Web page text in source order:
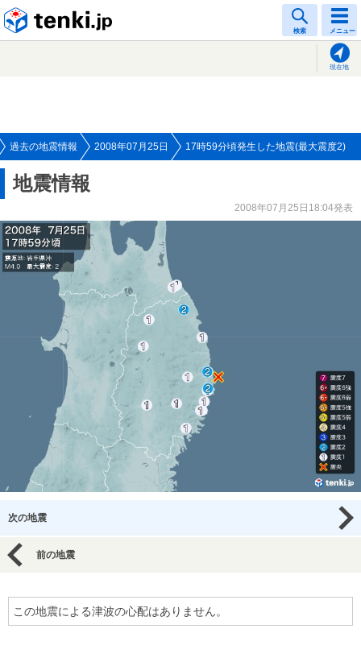
検索 メニュー
現在地
過去の地震情報 2008年07月25日 17時59分頃発生した地震(最大震度2)
地震情報
2008年07月25日18:04発表
次の地震
前の地震
この地震による津波の心配はありません。